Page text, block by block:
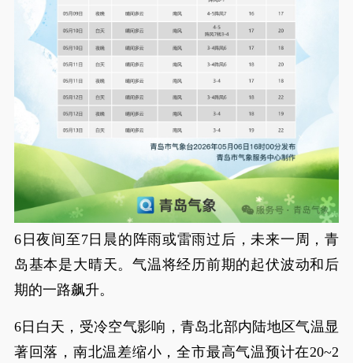
6日夜间至7日晨的阵雨或雷雨过后，未来一周，青
岛基本是大晴天。气温将经历前期的起伏波动和后
期的一路飙升。
6日白天，受冷空气影响，青岛北部内陆地区气温显
著回落，南北温差缩小，全市最高气温预计在20~2